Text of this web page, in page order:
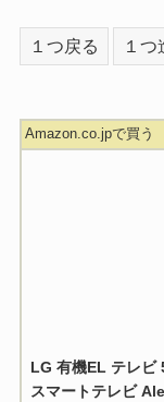
１つ戻る １つ
Amazon.co.jpで買う
LG 有機EL テレビ
スマートテレビ